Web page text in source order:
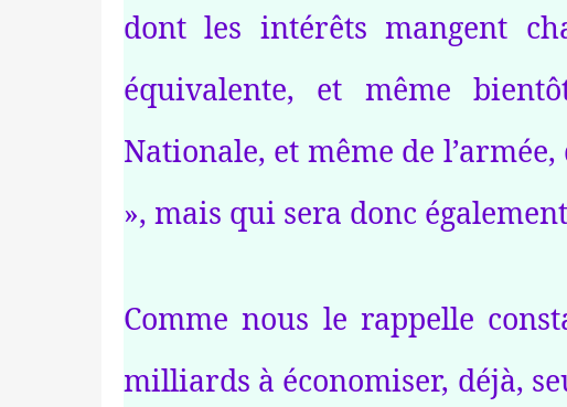
dont les intérêts mangent
équivalente, et même
Nationale, et même de
», mais qui sera donc
Comme nous le rappelle
milliards à économiser, déjà,